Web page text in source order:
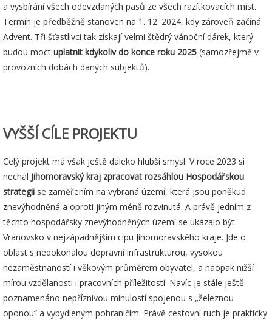
a vysbírání všech odevzdaných pasů ze všech razítkovacích míst.
Termín je předběžně stanoven na 1. 12. 2024, kdy zároveň začíná
Advent. Tři šťastlivci tak získají velmi štědrý vánoční dárek, který
budou moct uplatnit kdykoliv do konce roku 2025 (samozřejmě v
provozních dobách daných subjektů).
VYŠŠÍ CÍLE PROJEKTU
Celý projekt má však ještě daleko hlubší smysl. V roce 2023 si
nechal Jihomoravský kraj zpracovat rozsáhlou Hospodářskou
strategii se zaměřením na vybraná území, která jsou poněkud
znevýhodněná a oproti jiným méně rozvinutá. A právě jedním z
těchto hospodářsky znevýhodněných území se ukázalo být
Vranovsko v nejzápadnějším cípu Jihomoravského kraje. Jde o
oblast s nedokonalou dopravní infrastrukturou, vysokou
nezaměstnaností i věkovým průměrem obyvatel, a naopak nižší
mírou vzdělanosti i pracovních příležitostí. Navíc je stále ještě
poznamenáno nepříznivou minulostí spojenou s „železnou
oponou“ a vybydleným pohraničím. Právě cestovní ruch je prakticky